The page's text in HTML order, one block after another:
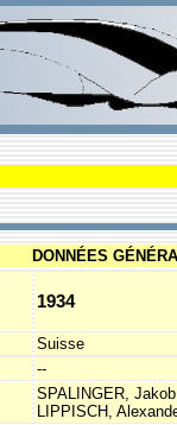
DONNÉES
1934
Suisse
--
SPALINGER,
LIPPISCH,